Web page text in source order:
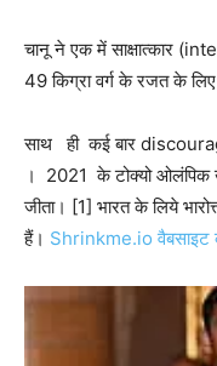
चानू ने एक में साक्षात्कार
49 किग्रा वर्ग के रजत के
साथ ही कई बार
। 2021 के टोक्यो ओलंपिक
जीता। [1] भारत के लिये
हैं। Shrinkme.io